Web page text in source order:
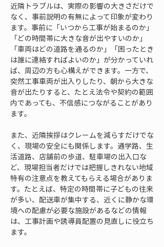
近隣トラブルは、実際の影響の大きさだけで
なく、事前説明の有無によって印象が変わり
ます。事前に「いつから工事が始まるのか」
「どの時間帯に大きな音が出やすいのか」
「車両はどの道路を通るのか」「困ったとき
は誰に連絡すればよいのか」が分かっていれ
ば、周辺の方も心構えができます。一方で、
突然工事車両が出入りしたり、朝から大きな
音が出たりすると、たとえ法令や契約の範囲
内であっても、不信感につながることがあり
ます。
また、近隣挨拶はクレームを減らすだけでな
く、現場の安全にも関係します。通学路、生
活道路、店舗前の歩道、駐車場の出入口な
ど、現場担当者だけでは把握しきれない地域
特有の注意点を教えてもらえる場合がありま
す。たとえば、特定の時間帯に子どもの往来
が多い、配送車が集中する、近くに静かな環
境への配慮が必要な施設があるなどの情報
は、工事計画や誘導員配置の見直しに役立ち
ます。